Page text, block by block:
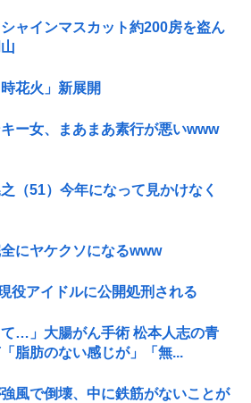
ャインマスカット約200房を盗ん
花火」新展開
キー女、まあまあ素行が悪いwww
（51）今年になって見かけなく
全にヤケクソになるwww
役アイドルに公開処刑される
て…」大腸がん手術 松本人志の青
脂肪のない感じが」「無...
強風で倒壊、中に鉄筋がないことが